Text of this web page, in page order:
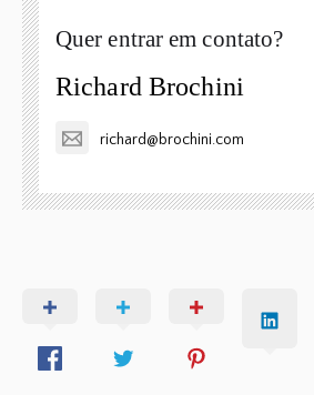
Quer entrar em contato?
Richard Brochini
richard@brochini.com